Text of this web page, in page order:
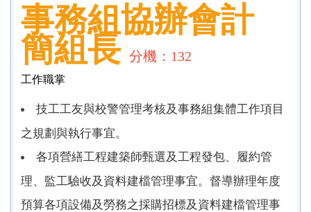
事務組協辦會計
簡組長 分機：132
工作職掌
技工工友與校警管理考核及事務組集體工作項目
之規劃與執行事宜。
各項營繕工程建築師甄選及工程發包、履約管
理、監工驗收及資料建檔管理事宜。督導辦理年度
預算各項設備及勞務之採購招標及資料建檔管理事